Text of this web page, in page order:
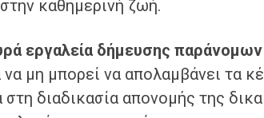
καθημερινή ζωή.
εργαλεία δήμευσης
μη μπορεί να απολαμβάνει τα
διαδικασία απονομής της